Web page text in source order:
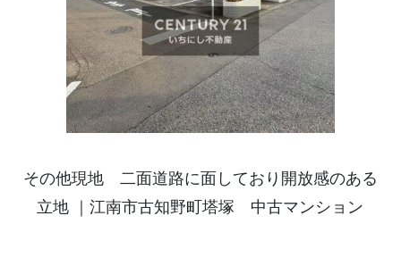
その他現地 二面道路に面しており開放感のある
立地 ｜江南市古知野町塔塚 中古マンション